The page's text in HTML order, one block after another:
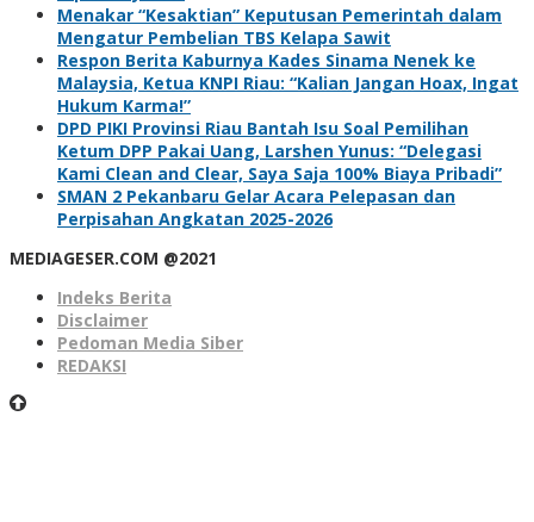
Menakar “Kesaktian” Keputusan Pemerintah dalam
Mengatur Pembelian TBS Kelapa Sawit
Respon Berita Kaburnya Kades Sinama Nenek ke
Malaysia, Ketua KNPI Riau: “Kalian Jangan Hoax, Ingat
Hukum Karma!”
DPD PIKI Provinsi Riau Bantah Isu Soal Pemilihan
Ketum DPP Pakai Uang, Larshen Yunus: “Delegasi
Kami Clean and Clear, Saya Saja 100% Biaya Pribadi”
SMAN 2 Pekanbaru Gelar Acara Pelepasan dan
Perpisahan Angkatan 2025-2026
MEDIAGESER.COM @2021
Indeks Berita
Disclaimer
Pedoman Media Siber
REDAKSI